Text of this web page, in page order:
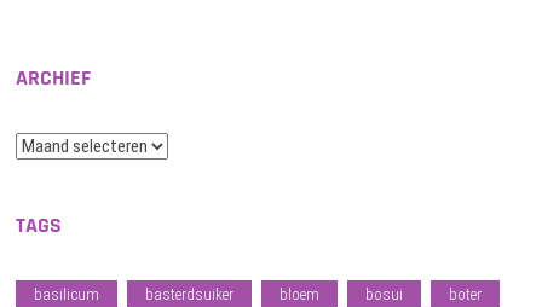
ARCHIEF
Archief
TAGS
basilicum basterdsuiker bloem bosui boter